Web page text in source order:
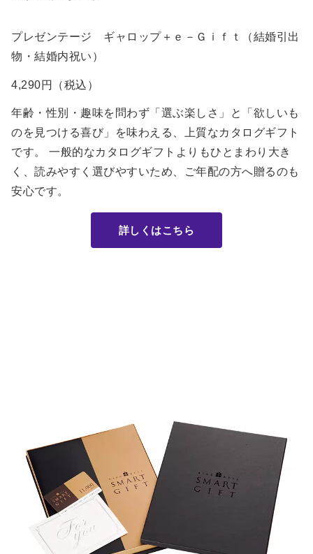
プレゼンテージ ギャロップ＋ｅ－Ｇｉｆｔ（結婚引出
物・結婚内祝い）
4,290円（税込）
年齢・性別・趣味を問わず「選ぶ楽しさ」と「欲しいも
のを見つける喜び」を味わえる、上質なカタログギフト
です。 一般的なカタログギフトよりもひとまわり大き
く、読みやすく選びやすいため、ご年配の方へ贈るのも
安心です。
詳しくはこちら